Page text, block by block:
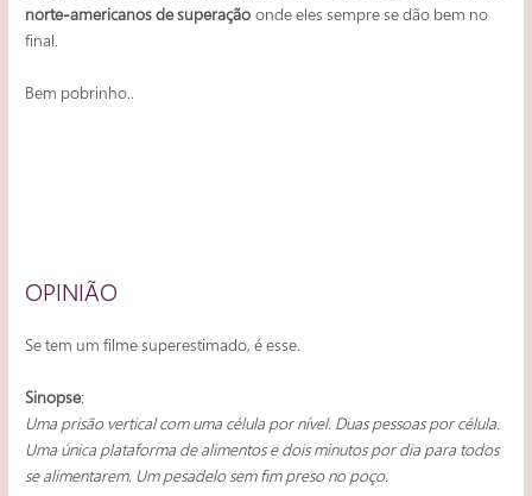
norte-americanos de superação onde eles sempre se dão bem no
final.
Bem pobrinho..
OPINIÃO
Se tem um filme superestimado, é esse.
Sinopse:
Uma prisão vertical com uma célula por nível. Duas pessoas por célula.
Uma única plataforma de alimentos e dois minutos por dia para todos
se alimentarem. Um pesadelo sem fim preso no poço.